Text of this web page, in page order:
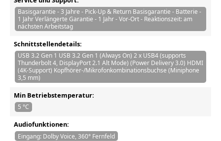
Basisgarantie - 3 Jahre - Pick-Up & Return Basisgarantie - Batterie -
1 Jahr Verlängerte Garantie - 1 Jahr - Vor-Ort - Reaktionszeit: am
nächsten Arbeitstag
Schnittstellendetails:
USB 3.2 Gen 1 USB 3.2 Gen 1 (Always On) 2 x USB4 (supports
Thunderbolt 4, DisplayPort 2.1 Alt Mode) (Power Delivery 3.0) HDMI
(4K-Support) Kopfhörer-/Mikrofonkombinationsbuchse (Miniphone
3,5 mm)
Min Betriebstemperatur:
5 °C
Audiofunktionen:
Eingang: Dolby Voice, 360° Fernfeld